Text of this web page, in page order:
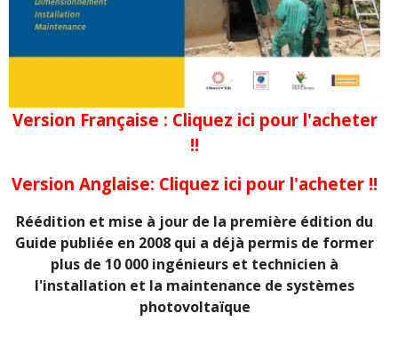
Version Française : Cliquez ici pour l'acheter
!!
Version Anglaise: Cliquez ici pour l'acheter !!
Réédition et mise à jour de la première édition du
Guide publiée en 2008 qui a déjà permis de former
plus de 10 000 ingénieurs et technicien à
l'installation et la maintenance de systèmes
photovoltaïque